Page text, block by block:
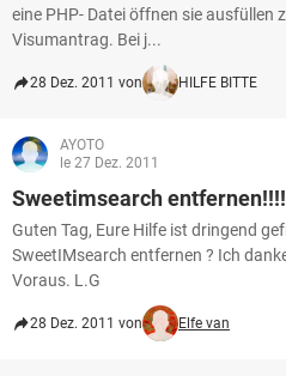
eine PHP- Datei öffnen sie ausfüllen
Visumantrag. Bei j...
28 Dez. 2011 von HILFE BITTE
AYOTO
le 27 Dez. 2011
Sweetimsearch
Guten Tag, Eure Hilfe ist dringend
SweetIMsearch entfernen ? Ich
Voraus. L.G
28 Dez. 2011 von Elfe van